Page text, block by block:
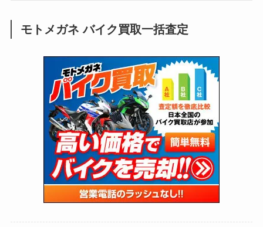
(31)
(51)
(34)
(5)
(12)
(63)
(109)
(24)
(16)
(25)
(24)
(47)
(15)
(5)
(64)
(16)
(62)
(4)
(6)
(17)
(5)
(249)
(12)
(131)
(38)
(131)
(167)
(85)
(21)
(61)
(171)
(98)
(13)
(60)
(274)
(171)
(38)
(47)
(59)
(66)
(16)
(141)
(254)
(204)
(1,139)
(166)
(23)
(33)
(34)
(35)
(41)
(415)
(16)
(137)
(72)
(2,741)
(126)
(170)
(171)
(118)
(27)
(1,605)
(147)
(13)
(19)
(12)
(16)
モトメガネ バイク買取一括査定